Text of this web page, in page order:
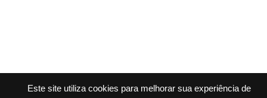
Este site utiliza cookies para melhorar sua experiência de